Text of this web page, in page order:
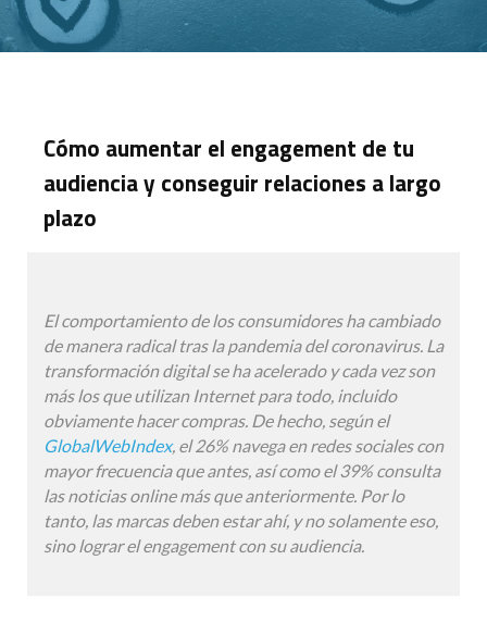
Cómo aumentar el engagement de tu
audiencia y conseguir relaciones a largo
plazo
El comportamiento de los consumidores ha cambiado
de manera radical tras la pandemia del coronavirus. La
transformación digital se ha acelerado y cada vez son
más los que utilizan Internet para todo, incluido
obviamente hacer compras. De hecho, según el
GlobalWebIndex, el 26% navega en redes sociales con
mayor frecuencia que antes, así como el 39% consulta
las noticias online más que anteriormente. Por lo
tanto, las marcas deben estar ahí, y no solamente eso,
sino lograr el engagement con su audiencia.